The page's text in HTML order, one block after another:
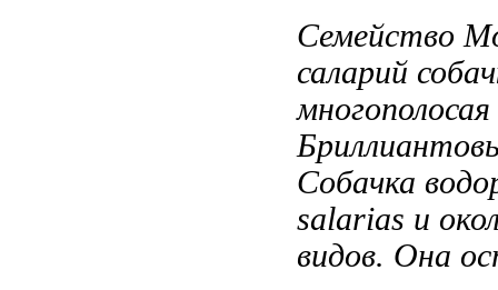
Семейство
саларий
многополосая
Собачка
salarias и
видов. Она